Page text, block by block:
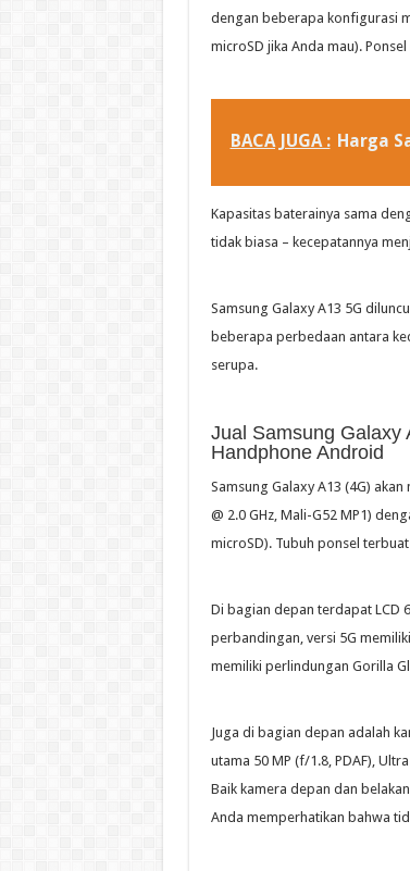
dengan beberapa konfigurasi
microSD jika Anda mau).
BACA JUGA : Harga
Kapasitas baterainya sama
tidak biasa – kecepatannya
Samsung Galaxy A13 5G
beberapa perbedaan antara
serupa.
Jual Samsung Galaxy
Handphone Android
Samsung Galaxy A13 (4G)
@ 2.0 GHz, Mali-G52 MP1)
microSD). Tubuh ponsel
Di bagian depan terdapat LCD
perbandingan, versi 5G
memiliki perlindungan Gorilla
Juga di bagian depan adalah
utama 50 MP (f/1.8, PDAF),
Baik kamera depan dan
Anda memperhatikan bahwa